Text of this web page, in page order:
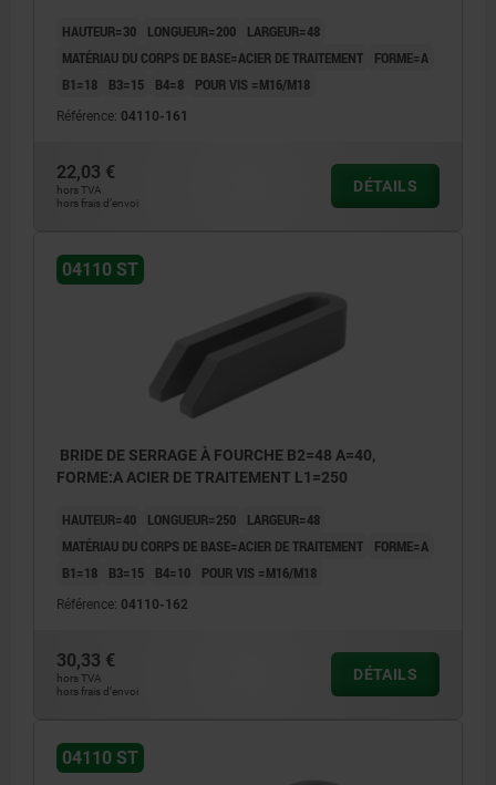
HAUTEUR=30 LONGUEUR=200
LARGEUR=48
MATÉRIAU DU CORPS DE BASE=ACIER DE TRAITEMENT
FORME=A
B1=18
B3=15 B4=8 POUR VIS =M16/M18
Référence: 04110-161
22,03 €
hors TVA
hors frais d’envoi
DÉTAILS
04110 ST
BRIDE DE SERRAGE À FOURCHE B2=48 A=40,
FORME:A ACIER DE TRAITEMENT L1=250
HAUTEUR=40 LONGUEUR=250
LARGEUR=48
MATÉRIAU DU CORPS DE BASE=ACIER DE TRAITEMENT
FORME=A
B1=18
B3=15 B4=10 POUR VIS =M16/M18
Référence: 04110-162
30,33 €
hors TVA
hors frais d’envoi
DÉTAILS
04110 ST